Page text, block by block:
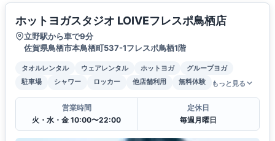
ホットヨガスタジオ LOIVEフレスポ鳥栖店
立野駅から車で9分
佐賀県鳥栖市本鳥栖町537-1フレスポ鳥栖1階
タオルレンタル ウェアレンタル ホットヨガ
グループヨガ
駐車場
シャワー ロッカー 他店舗利用 無料体験 もっと見る
営業時間
火・水・金 10:00〜22:00
定休日
毎週月曜日